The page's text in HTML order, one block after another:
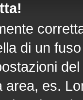
di un
area, es.